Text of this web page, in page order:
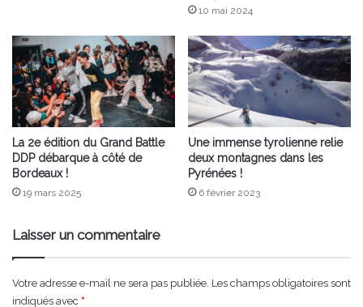
10 mai 2024
La 2e édition du Grand Battle
DDP débarque à côté de
Bordeaux !
19 mars 2025
Une immense tyrolienne relie
deux montagnes dans les
Pyrénées !
6 février 2023
Laisser un commentaire
Votre adresse e-mail ne sera pas publiée. Les champs obligatoires sont
indiqués avec *